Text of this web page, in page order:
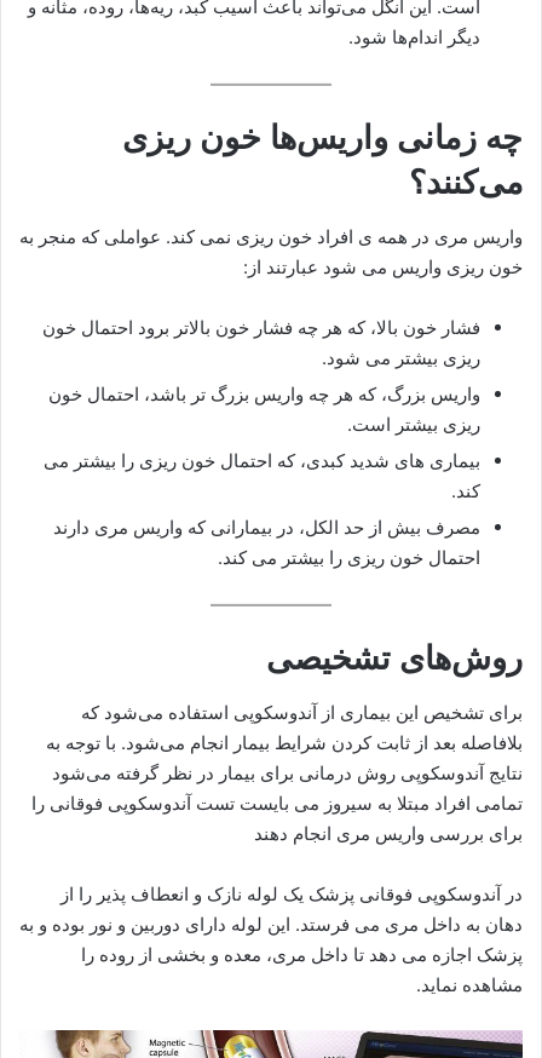
است. این انگل می‌تواند باعث آسیب کبد، ریه‌ها، روده، مثانه و
دیگر اندام‌ها شود.
چه زمانی واریس‌ها خون ریزی
می‌کنند؟
واریس مری در همه ی افراد خون ریزی نمی کند. عواملی که منجر به
خون ریزی واریس می شود عبارتند از:
فشار خون بالا، که هر چه فشار خون بالاتر برود احتمال خون
ریزی بیشتر می شود.
واریس بزرگ، که هر چه واریس بزرگ تر باشد، احتمال خون
ریزی بیشتر است.
بیماری های شدید کبدی، که احتمال خون ریزی را بیشتر می
کند.
مصرف بیش از حد الکل، در بیمارانی که واریس مری دارند
احتمال خون ریزی را بیشتر می کند.
روش‌های تشخیصی
برای تشخیص این بیماری از آندوسکوپی استفاده می‌شود که
بلافاصله بعد از ثابت کردن شرایط بیمار انجام می‌شود. با توجه به
نتایج آندوسکوپی روش‌‌‌‌‌‌‌ درمانی برای بیمار در نظر گرفته می‌شود
تمامی افراد مبتلا به سیروز می بایست تست آندوسکوپی فوقانی را
برای بررسی واریس مری انجام دهند
در آندوسکوپی فوقانی پزشک یک لوله نازک و انعطاف پذیر را از
دهان به داخل مری می فرستد. این لوله دارای دوربین و نور بوده و به
پزشک اجازه می دهد تا داخل مری، معده و بخشی از روده را
مشاهده نماید.